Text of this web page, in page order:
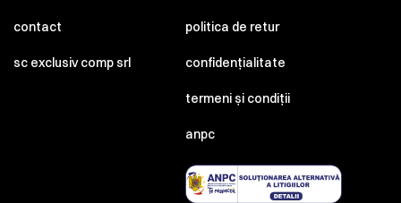
contact
sc exclusiv comp srl
politica de retur
confidențialitate
termeni și condiții
anpc